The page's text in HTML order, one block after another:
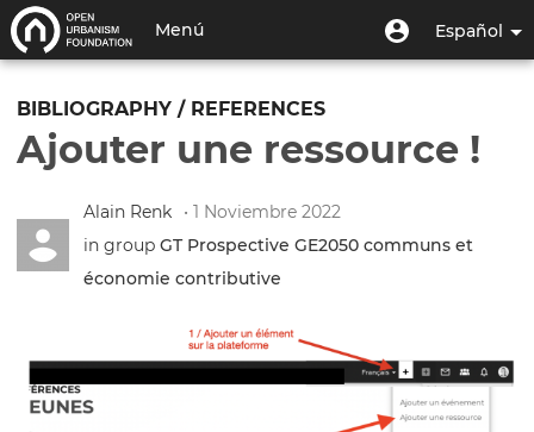
contenido
Español
Menú
de
cuenta
de
usuario
Menú
de
Menú
Toggle
navigation
BIBLIOGRAPHY / REFERENCES
Ajouter une ressource !
Alain Renk
• 1 Noviembre 2022
in group GT Prospective GE2050 communs et
économie contributive